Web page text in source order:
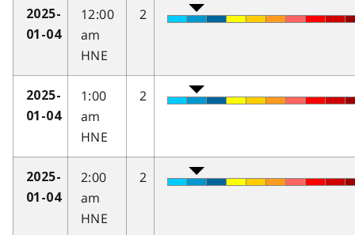
2025-
01-04
12:00
am
HNE
2
2025-
01-04
1:00
am
HNE
2
2025-
01-04
2:00
am
HNE
2